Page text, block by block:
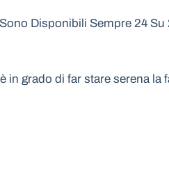
Disponibili Sempre 24
grado di far stare serena